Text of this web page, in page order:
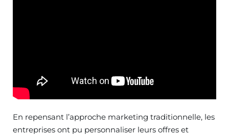
En repensant l’approche marketing traditionnelle, les
entreprises ont pu personnaliser leurs offres et